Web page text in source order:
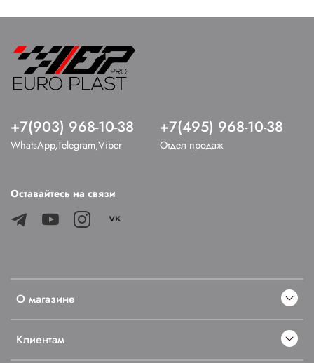
О магазине
Клиентам
+7(903) 968-10-38
WhatsApp,Telegram,Viber
+7(495) 968-10-38
Отдел продаж
Оставайтесь на связи